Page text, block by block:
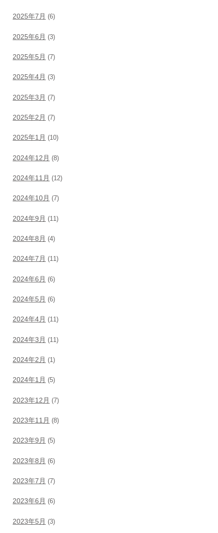
2025年7月 (6)
2025年6月 (3)
2025年5月 (7)
2025年4月 (3)
2025年3月 (7)
2025年2月 (7)
2025年1月 (10)
2024年12月 (8)
2024年11月 (12)
2024年10月 (7)
2024年9月 (11)
2024年8月 (4)
2024年7月 (11)
2024年6月 (6)
2024年5月 (6)
2024年4月 (11)
2024年3月 (11)
2024年2月 (1)
2024年1月 (5)
2023年12月 (7)
2023年11月 (8)
2023年9月 (5)
2023年8月 (6)
2023年7月 (7)
2023年6月 (6)
2023年5月 (3)